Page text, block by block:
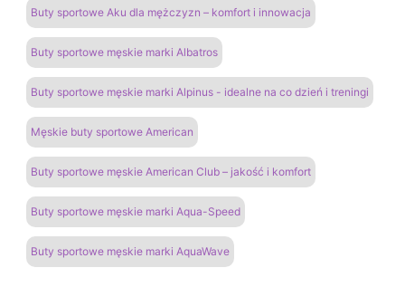
Buty sportowe Aku dla mężczyzn – komfort i innowacja
Buty sportowe męskie marki Albatros
Buty sportowe męskie marki Alpinus - idealne na co dzień i treningi
Męskie buty sportowe American
Buty sportowe męskie American Club – jakość i komfort
Buty sportowe męskie marki Aqua-Speed
Buty sportowe męskie marki AquaWave